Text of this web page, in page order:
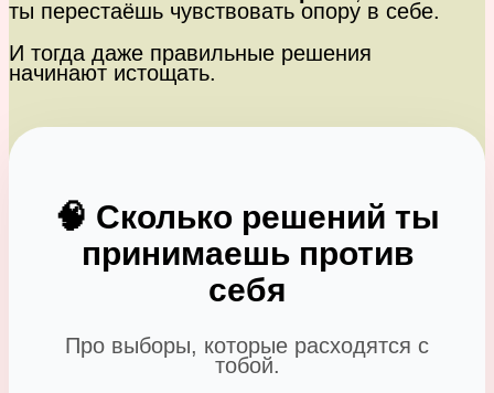
ты перестаёшь чувствовать опору в себе.
И тогда даже правильные решения
начинают истощать.
🧠 Сколько решений ты
принимаешь против
себя
Про выборы, которые расходятся с
тобой.